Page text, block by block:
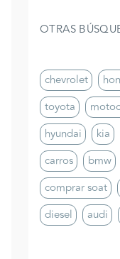
OTRAS
chevrolet
toyota
hyundai
kia
carros
bmw
comprar soat
diesel
audi